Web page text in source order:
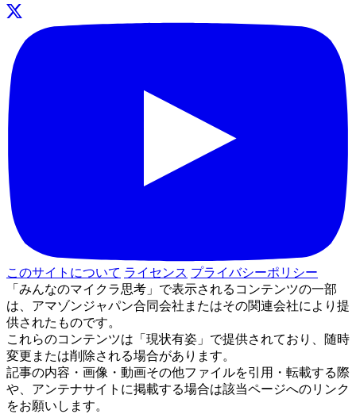
このサイトについて ライセンス プライバシーポリシー
「みんなのマイクラ思考」で表示されるコンテンツの一部
は、アマゾンジャパン合同会社またはその関連会社により提
供されたものです。
これらのコンテンツは「現状有姿」で提供されており、随時
変更または削除される場合があります。
記事の内容・画像・動画その他ファイルを引用・転載する際
や、アンテナサイトに掲載する場合は該当ページへのリンク
をお願いします。